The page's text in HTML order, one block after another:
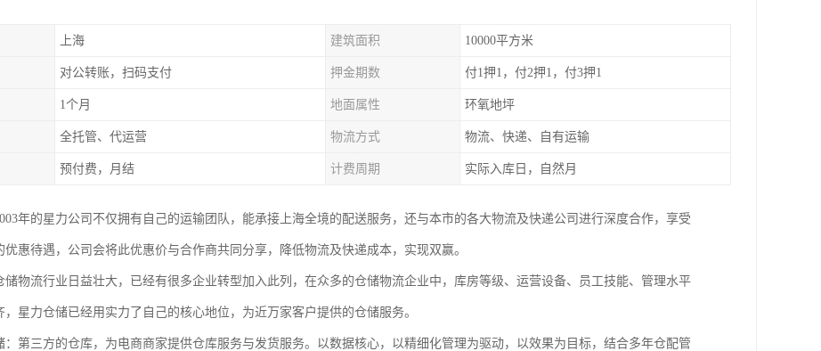
上海 建筑面积 10000平方米
对公转账，扫码支付 押金期数 付1押1，付2押1，付3押1
1个月 地面属性 环氧地坪
全托管、代运营 物流方式 物流、快递、自有运输
预付费，月结 计费周期 实际入库日，自然月
年的星力公司不仅拥有自己的运输团队，能承接上海全境的配送服务，还与本市的各大物流及快递公司进行深度合作，享受
优惠待遇，公司会将此优惠价与合作商共同分享，降低物流及快递成本，实现双赢。
储物流行业日益壮大，已经有很多企业转型加入此列，在众多的仓储物流企业中，库房等级、运营设备、员工技能、管理水平
，星力仓储已经用实力了自己的核心地位，为近万家客户提供的仓储服务。
：第三方的仓库，为电商商家提供仓库服务与发货服务。以数据核心，以精细化管理为驱动，以效果为目标，结合多年仓配管